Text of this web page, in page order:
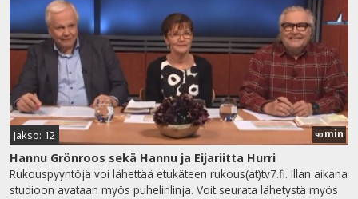
Jakso: 12 90 min
Hannu Grönroos sekä Hannu ja Eijariitta Hurri
Rukouspyyntöjä voi lähettää etukäteen rukous(at)tv7.fi. Illan aikana
studioon avataan myös puhelinlinja. Voit seurata lähetystä myös